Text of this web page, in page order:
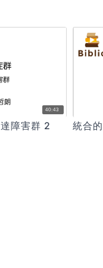
40:43
障害群 2 統合